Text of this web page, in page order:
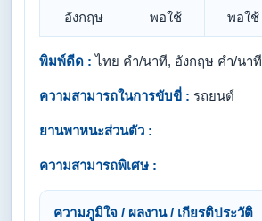
อังกฤษ พอใช้ พอใช้
พิมพ์ดีด : ไทย คำ/นาที, อังกฤษ คำ/นาที
ความสามารถในการขับขี่ : รถยนต์
ยานพาหนะส่วนตัว :
ความสามารถพิเศษ :
ความภูมิใจ / ผลงาน / เกียรติประวัติ